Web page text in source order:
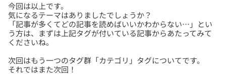
今回は以上です。
気になるテーマはありましたでしょうか？
「記事が多くてどの記事を読めばいいかわからない…」とい
う方は、まずは上記タグが付いている記事からあたってみて
次回はもう一つのタグ群「カテゴリ」タグについてです。
それではまた次回！